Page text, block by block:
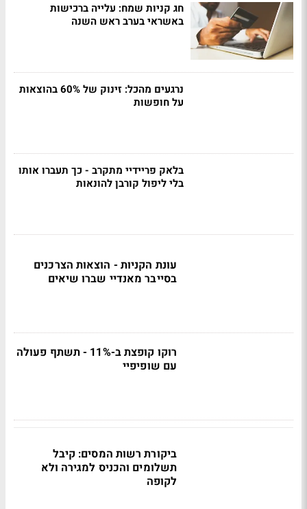
חג קניות שמח: עלייה ברכישות
באשראי בערב ראש השנה
נרגעים מהכל: זינוק של 60% בהוצאות
על חופשות
בלאק פריידיי מתקרב - כך תעברו אותו
בלי ליפול קורבן להונאות
עונת הקניות - הוצאות הצרכנים
בסייבר מאנדיי שברו שיאים
רוקו קופצת ב-11% - תשתף פעולה
עם שופיפיי
ביקורת רשות המסים: קיבל
תשלומים והכניס למגירה ולא
לקופה